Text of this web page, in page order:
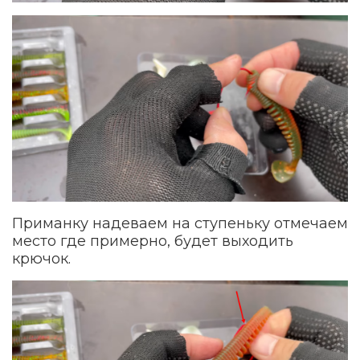
Приманку надеваем на ступеньку отмечаем
место где примерно, будет выходить
крючок.